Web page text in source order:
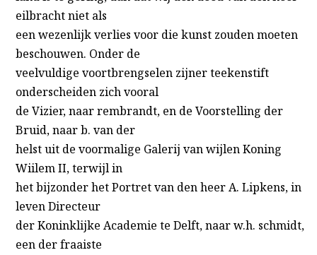
eilbracht niet als
een wezenlijk verlies voor die kunst zouden moeten
beschouwen. Onder de
veelvuldige voortbrengselen zijner teekenstift
onderscheiden zich vooral
de Vizier, naar rembrandt, en de Voorstelling der
Bruid, naar b. van der
helst uit de voormalige Galerij van wijlen Koning
Wiilem II, terwijl in
het bijzonder het Portret van den heer A. Lipkens, in
leven Directeur
der Koninklijke Academie te Delft, naar w.h. schmidt,
een der fraaiste